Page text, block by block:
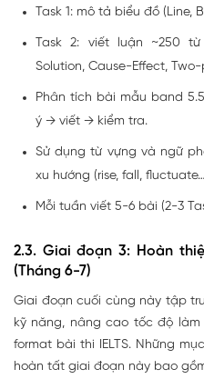
Task 1: mô tả biểu đồ (Line,
Task 2: viết luận ~250 từ
Solution, Cause-Effect,
Phân tích bài mẫu band
ý → viết → kiểm tra.
Sử dụng từ vựng và ngữ
xu hướng (rise, fall,
Mỗi tuần viết 5-6 bài (2-3
2.3. Giai đoạn 3: Hoàn
(Tháng 6-7)
Giai đoạn cuối cùng này tập
kỹ năng, nâng cao tốc độ
format bài thi IELTS. Những
hoàn tất giai đoạn này bao